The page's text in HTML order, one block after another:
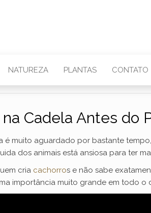
NATUREZA PLANTAS CONTATO
Cadela Antes do
muito aguardado por bastante
dos animais está ansiosa para ter
cria cachorros e não sabe
importância muito grande em todo